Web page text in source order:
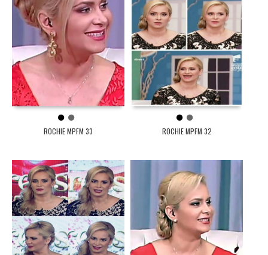
1 2
ROCHIE MPFM 33
1 2
ROCHIE MPFM 32